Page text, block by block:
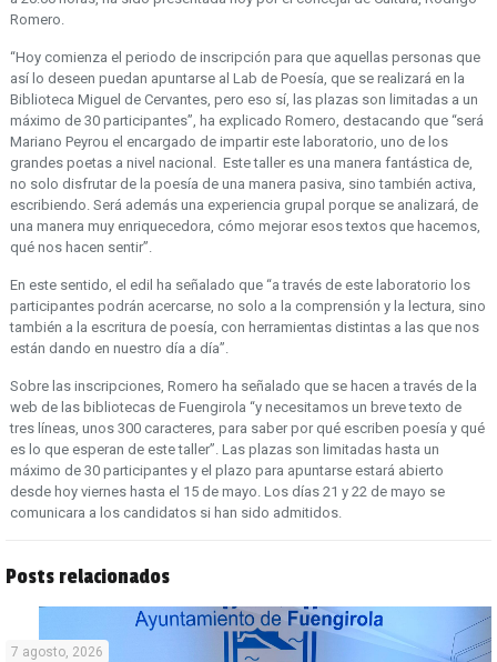
Romero.
“Hoy comienza el periodo de inscripción para que aquellas personas que
así lo deseen puedan apuntarse al Lab de Poesía, que se realizará en la
Biblioteca Miguel de Cervantes, pero eso sí, las plazas son limitadas a un
máximo de 30 participantes”, ha explicado Romero, destacando que “será
Mariano Peyrou el encargado de impartir este laboratorio, uno de los
grandes poetas a nivel nacional. Este taller es una manera fantástica de,
no solo disfrutar de la poesía de una manera pasiva, sino también activa,
escribiendo. Será además una experiencia grupal porque se analizará, de
una manera muy enriquecedora, cómo mejorar esos textos que hacemos,
qué nos hacen sentir”.
En este sentido, el edil ha señalado que “a través de este laboratorio los
participantes podrán acercarse, no solo a la comprensión y la lectura, sino
también a la escritura de poesía, con herramientas distintas a las que nos
están dando en nuestro día a día”.
Sobre las inscripciones, Romero ha señalado que se hacen a través de la
web de las bibliotecas de Fuengirola “y necesitamos un breve texto de
tres líneas, unos 300 caracteres, para saber por qué escriben poesía y qué
es lo que esperan de este taller”. Las plazas son limitadas hasta un
máximo de 30 participantes y el plazo para apuntarse estará abierto
desde hoy viernes hasta el 15 de mayo. Los días 21 y 22 de mayo se
comunicara a los candidatos si han sido admitidos.
Posts relacionados
7 agosto, 2026